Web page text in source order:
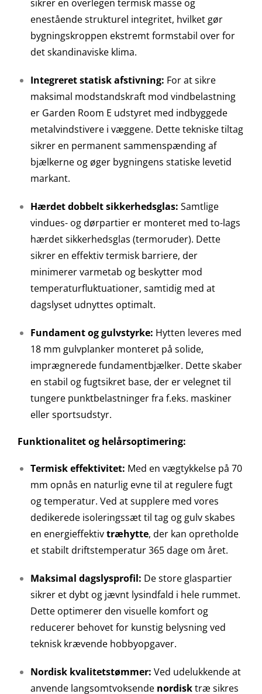
sikrer en overlegen termisk masse og
enestående strukturel integritet, hvilket gør
bygningskroppen ekstremt formstabil over for
det skandinaviske klima.
Integreret statisk afstivning: For at sikre
maksimal modstandskraft mod vindbelastning
er Garden Room E udstyret med indbyggede
metalvindstivere i væggene. Dette tekniske tiltag
sikrer en permanent sammenspænding af
bjælkerne og øger bygningens statiske levetid
markant.
Hærdet dobbelt sikkerhedsglas: Samtlige
vindues- og dørpartier er monteret med to-lags
hærdet sikkerhedsglas (termoruder). Dette
sikrer en effektiv termisk barriere, der
minimerer varmetab og beskytter mod
temperaturfluktuationer, samtidig med at
dagslyset udnyttes optimalt.
Fundament og gulvstyrke: Hytten leveres med
18 mm gulvplanker monteret på solide,
imprægnerede fundamentbjælker. Dette skaber
en stabil og fugtsikret base, der er velegnet til
tungere punktbelastninger fra f.eks. maskiner
eller sportsudstyr.
Funktionalitet og helårsoptimering:
Termisk effektivitet: Med en vægtykkelse på 70
mm opnås en naturlig evne til at regulere fugt
og temperatur. Ved at supplere med vores
dedikerede isoleringssæt til tag og gulv skabes
en energieffektivtræhytte, der kan opretholde
et stabilt driftstemperatur 365 dage om året.
Maksimal dagslysprofil: De store glaspartier
sikrer et dybt og jævnt lysindfald i hele rummet.
Dette optimerer den visuelle komfort og
reducerer behovet for kunstig belysning ved
teknisk krævende hobbyopgaver.
Nordisk kvalitetstømmer: Ved udelukkende at
anvende langsomtvoksende nordisktræ sikres